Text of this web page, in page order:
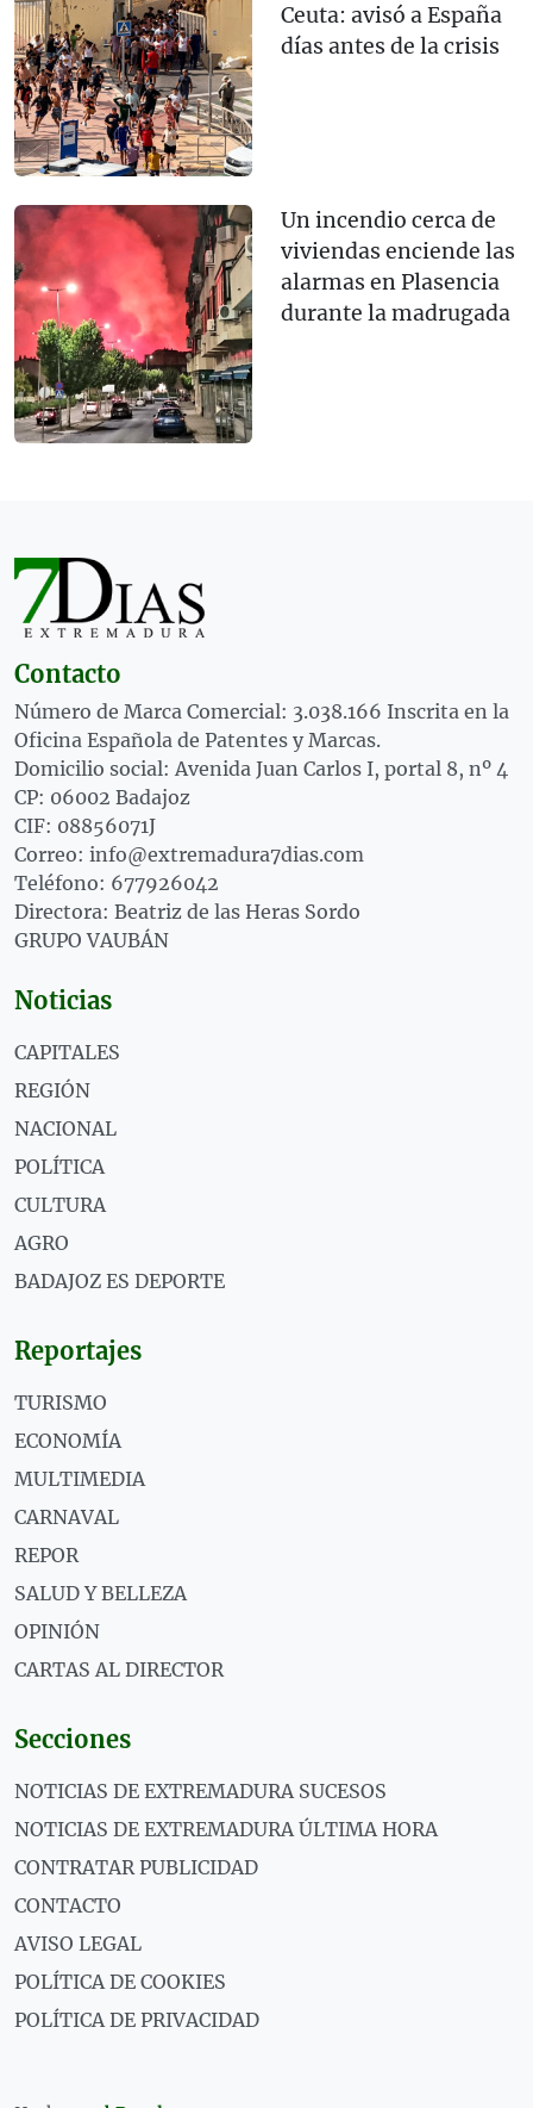
Ceuta: avisó a España
días antes de la crisis
Un incendio cerca de
viviendas enciende las
alarmas en Plasencia
durante la madrugada
Contacto
Número de Marca Comercial: 3.038.166 Inscrita en la
Oficina Española de Patentes y Marcas.
Domicilio social: Avenida Juan Carlos I, portal 8, nº 4
CP: 06002 Badajoz
CIF: 08856071J
Correo: info@extremadura7dias.com
Teléfono: 677926042
Directora: Beatriz de las Heras Sordo
GRUPO VAUBÁN
Noticias
CAPITALES
REGIÓN
NACIONAL
POLÍTICA
CULTURA
AGRO
BADAJOZ ES DEPORTE
Reportajes
TURISMO
ECONOMÍA
MULTIMEDIA
CARNAVAL
REPOR
SALUD Y BELLEZA
OPINIÓN
CARTAS AL DIRECTOR
Secciones
NOTICIAS DE EXTREMADURA SUCESOS
NOTICIAS DE EXTREMADURA ÚLTIMA HORA
CONTRATAR PUBLICIDAD
CONTACTO
AVISO LEGAL
POLÍTICA DE COOKIES
POLÍTICA DE PRIVACIDAD